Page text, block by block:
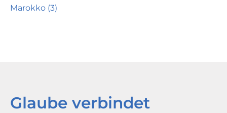
Marokko (3)
Glaube verbindet